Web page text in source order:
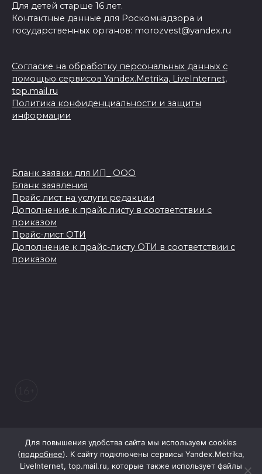
Для детей старше 16 лет.
Контактные данные для Роскомнадзора и
государственных органов: morozvest@yandex.ru
Согласие на обработку персональных данных с
помощью сервисов Yandex.Metrika, LiveInternet,
top.mail.ru
Политика конфиденциальности и защиты
информации
Бланк заявки для ИП_ ООО
Бланк заявления
Прайс лист на услуги редакции
Дополнение к прайс листу в соответствии с
приказом
Прайс-лист ОТИ
Дополнение к прайс-листу ОТИ в соответствии с
приказом
Для повышения удобства сайта мы используем cookies
(подробнее). К сайту подключены сервисы Yandex.Metrika,
LiveInternet, top.mail.ru, которые также использует файлы